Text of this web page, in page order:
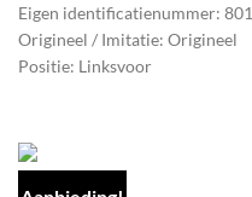
Eigen identificatienummer: 801
Origineel / Imitatie: Origineel
Positie: Linksvoor